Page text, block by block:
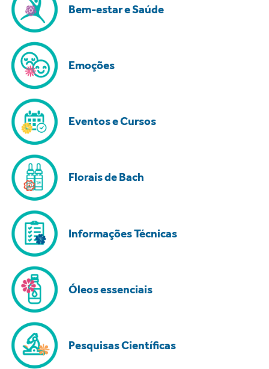
Bem-estar e Saúde
Emoções
Eventos e Cursos
Florais de Bach
Informações Técnicas
Óleos essenciais
Pesquisas Científicas